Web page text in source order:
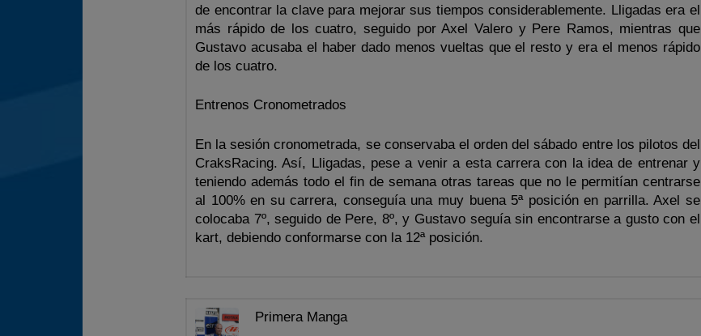
de encontrar la clave para mejorar sus tiempos considerablemente. Lligadas era el
más rápido de los cuatro, seguido por Axel Valero y Pere Ramos, mientras que
Gustavo acusaba el haber dado menos vueltas que el resto y era el menos rápido
de los cuatro.
Entrenos Cronometrados
En la sesión cronometrada, se conservaba el orden del sábado entre los pilotos del
CraksRacing. Así, Lligadas, pese a venir a esta carrera con la idea de entrenar y
teniendo además todo el fin de semana otras tareas que no le permitían centrarse
al 100% en su carrera, conseguía una muy buena 5ª posición en parrilla. Axel se
colocaba 7º, seguido de Pere, 8º, y Gustavo seguía sin encontrarse a gusto con el
kart, debiendo conformarse con la 12ª posición.
Primera Manga